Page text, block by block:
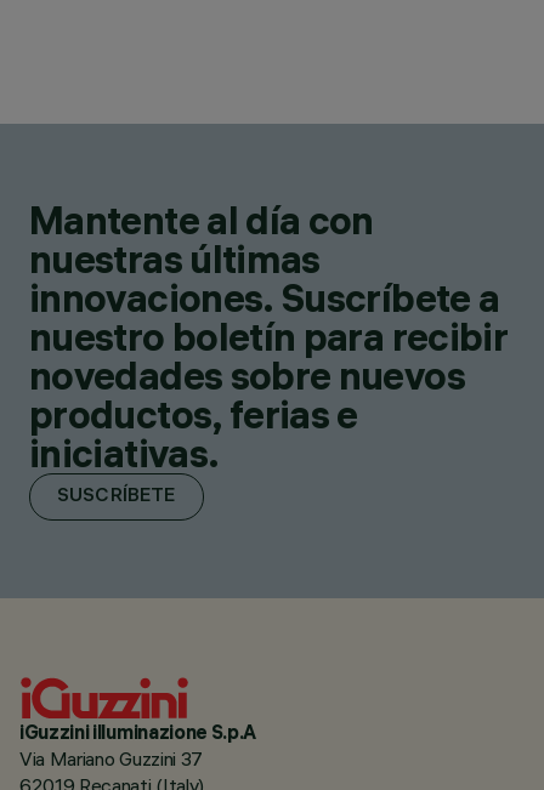
Mantente al día con
nuestras últimas
innovaciones. Suscríbete a
nuestro boletín para recibir
novedades sobre nuevos
productos, ferias e
iniciativas.
SUSCRÍBETE
iGuzzini illuminazione S.p.A
Via Mariano Guzzini 37
62019 Recanati (Italy)